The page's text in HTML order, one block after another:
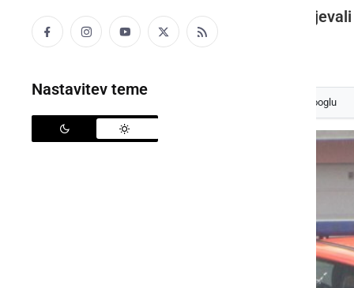
Nastavitev teme
Žled in ledene sveče so
Prlekija-on.net,sreda, 5. februar 2014 ob 12:56
kot svoj prednostni vir na Googlu